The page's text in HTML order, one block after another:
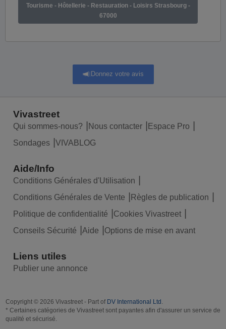
Tourisme - Hôtellerie - Restauration - Loisirs Strasbourg -
67000
Donnez votre avis
Vivastreet
Qui sommes-nous? Nous contacter
Espace Pro
Sondages
VIVABLOG
Aide/Info
Conditions Générales d'Utilisation
Conditions Générales de Vente
Règles de publication
Politique de confidentialité
Cookies Vivastreet
Conseils Sécurité
Aide Options de mise en avant
Liens utiles
Publier une annonce
Copyright © 2026 Vivastreet - Part of DV International Ltd .
* Certaines catégories de Vivastreet sont payantes afin d'assurer un service de
qualité et sécurisé.